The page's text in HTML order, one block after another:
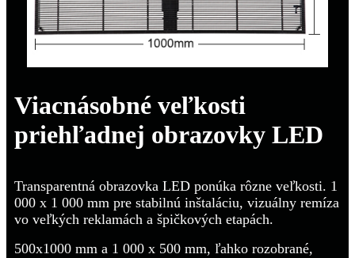
Viacnásobné veľkosti
priehľadnej obrazovky LED
Transparentná obrazovka LED ponúka rôzne veľkosti. 1
000 x 1 000 mm pre stabilnú inštaláciu, vizuálny remíza
vo veľkých reklamách a špičkových etapách.
500x1000 mm a 1 000 x 500 mm, ľahko rozobrané,